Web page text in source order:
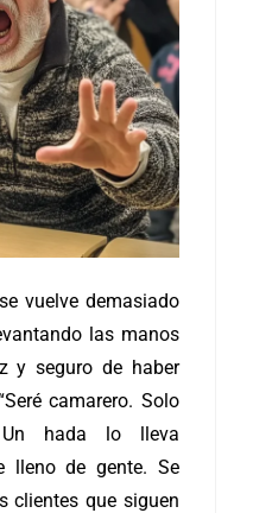
vuelve demasiado
las manos
y seguro de haber
camarero. Solo
Un hada lo lleva
lleno de gente. Se
clientes que siguen